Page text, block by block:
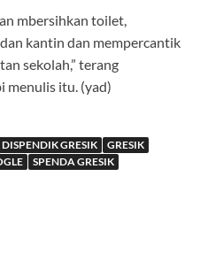
mbersihkan toilet,
kantin dan mempercantik
sekolah,” terang
menulis itu. (yad)
DISPENDIK GRESIK
GRESIK
SPENDA GRESIK